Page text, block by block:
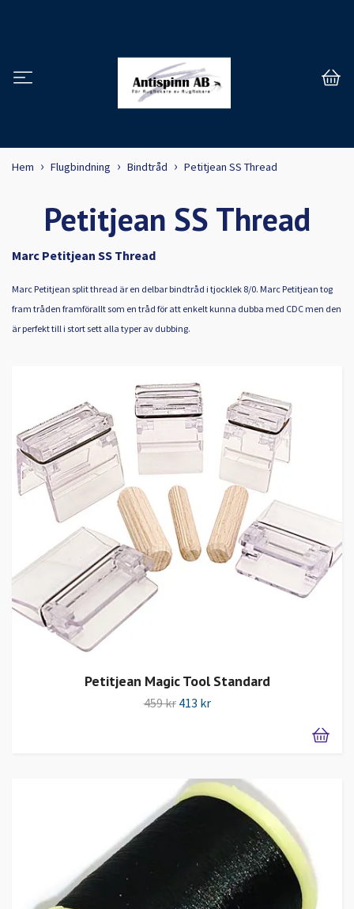
Hem Flugbindning Bindtråd Petitjean SS Thread
Petitjean SS Thread
Marc Petitjean SS Thread
Marc Petitjean split thread är en delbar bindtråd i tjocklek 8/0. Marc Petitjean tog
fram tråden framförallt som en tråd för att enkelt kunna dubba med CDC men den
är perfekt till i stort sett alla typer av dubbing.
Petitjean Magic Tool Standard
459 kr 413 kr